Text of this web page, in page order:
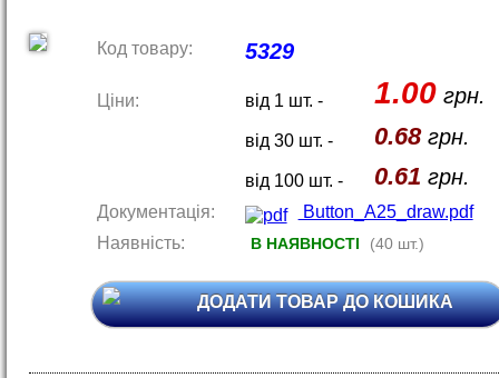
Код товару: 5329
Ціни: від 1 шт. - 1.00грн.
від 30 шт. - 0.68грн.
від 100 шт. - 0.61 грн.
Документація:
Button_A25_draw.pdf
Наявність:
В НАЯВНОСТІ (40 шт.)
ДОДАТИ ТОВАР ДО КОШИКА